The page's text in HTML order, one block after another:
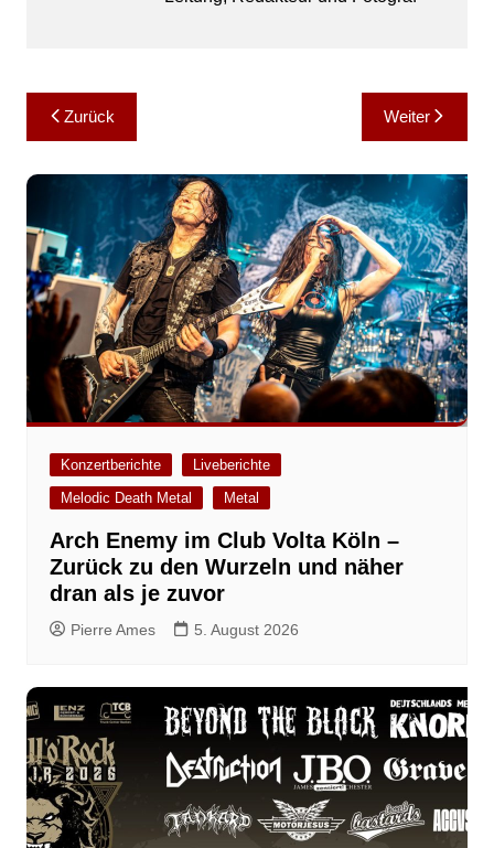
Beitragsnavigation
Zurück Weiter
Konzertberichte
Liveberichte
Melodic Death Metal
Metal
Arch Enemy im Club Volta Köln –
Zurück zu den Wurzeln und näher
dran als je zuvor
Pierre Ames 5. August 2026